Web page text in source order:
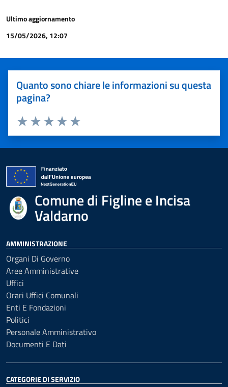
Ultimo aggiornamento
15/05/2026, 12:07
Quanto sono chiare le informazioni su questa
pagina?
Valuta 5 stelle su 5
Valuta 4 stelle su 5
Valuta 3 stelle su 5
Valuta 2 stelle su 5
Valuta 1 stelle su 5
Comune di Figline e Incisa
Valdarno
AMMINISTRAZIONE
Organi Di Governo
Aree Amministrative
Uffici
Orari Uffici Comunali
Enti E Fondazioni
Politici
Personale Amministrativo
Documenti E Dati
CATEGORIE DI SERVIZIO